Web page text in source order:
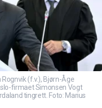
(f.v.), Bjørn-Åge
firmaet Simonsen Vogt
tingrett. Foto: Marius